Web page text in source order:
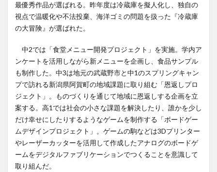
最優秀作品が選ばれる。昨年度は冷蔵庫を擬人化し、独自の
視点で温暖化や不法投棄、海洋ゴミの問題を扱った『冷蔵庫
の大冒険』が選ばれた。
中2では「食堂メニュー開発プロジェクト」を実施。学内ア
ンケートを活用しながら新メニューを企画し、食品サンプル
も制作した。中3は地元の武蔵野市と中1のスプリングキャン
プで訪れる新潟県阿賀町の地域課題に取り組む「恩返しプロ
ジェクト」。ものづくりを通じて地域に恩返しする企画を立
案する。高1では社会の小さな課題を解決したり、誰かを少し
だけ幸せにしたりするようなゲームを制作する「ボードゲー
ムデザインプロジェクト」。ゲームの駒などは3Dプリンター
やレーザーカッターを活用して作成したアナログのボードゲ
ームをデジタルファブリケーションでつくることを意識して
取り組んだ。